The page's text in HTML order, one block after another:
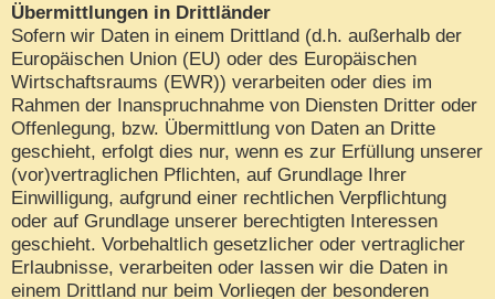
Übermittlungen in Drittländer
Sofern wir Daten in einem Drittland (d.h. außerhalb der
Europäischen Union (EU) oder des Europäischen
Wirtschaftsraums (EWR)) verarbeiten oder dies im
Rahmen der Inanspruchnahme von Diensten Dritter oder
Offenlegung, bzw. Übermittlung von Daten an Dritte
geschieht, erfolgt dies nur, wenn es zur Erfüllung unserer
(vor)vertraglichen Pflichten, auf Grundlage Ihrer
Einwilligung, aufgrund einer rechtlichen Verpflichtung
oder auf Grundlage unserer berechtigten Interessen
geschieht. Vorbehaltlich gesetzlicher oder vertraglicher
Erlaubnisse, verarbeiten oder lassen wir die Daten in
einem Drittland nur beim Vorliegen der besonderen